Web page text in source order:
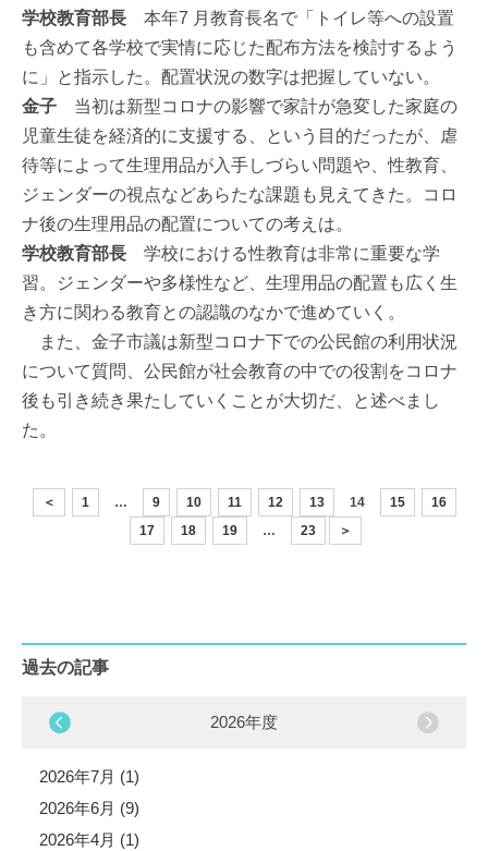
学校教育部長 本年7 月教育長名で「トイレ等への設置
も含めて各学校で実情に応じた配布方法を検討するよう
に」と指示した。配置状況の数字は把握していない。
金子 当初は新型コロナの影響で家計が急変した家庭の
児童生徒を経済的に支援する、という目的だったが、虐
待等によって生理用品が入手しづらい問題や、性教育、
ジェンダーの視点などあらたな課題も見えてきた。コロ
ナ後の生理用品の配置についての考えは。
学校教育部長 学校における性教育は非常に重要な学
習。ジェンダーや多様性など、生理用品の配置も広く生
き方に関わる教育との認識のなかで進めていく。
また、金子市議は新型コロナ下での公民館の利用状況
について質問、公民館が社会教育の中での役割をコロナ
後も引き続き果たしていくことが大切だ、と述べまし
た。
＜ 1 … 9 10 11 12 13 14 15
16
17
18 19 … 23 ＞
過去の記事
2026年度
2026年7月 (1)
2026年6月 (9)
2026年4月 (1)